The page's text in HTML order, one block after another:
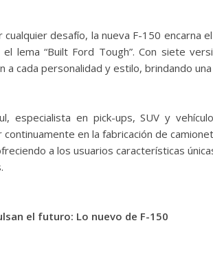
desafío, la nueva F-150 encarna
lema “Built Ford Tough”. Con siete
a cada personalidad y estilo, brindando
especialista en pick-ups, SUV y
en la fabricación de
a los usuarios características
el futuro: Lo nuevo de F-150